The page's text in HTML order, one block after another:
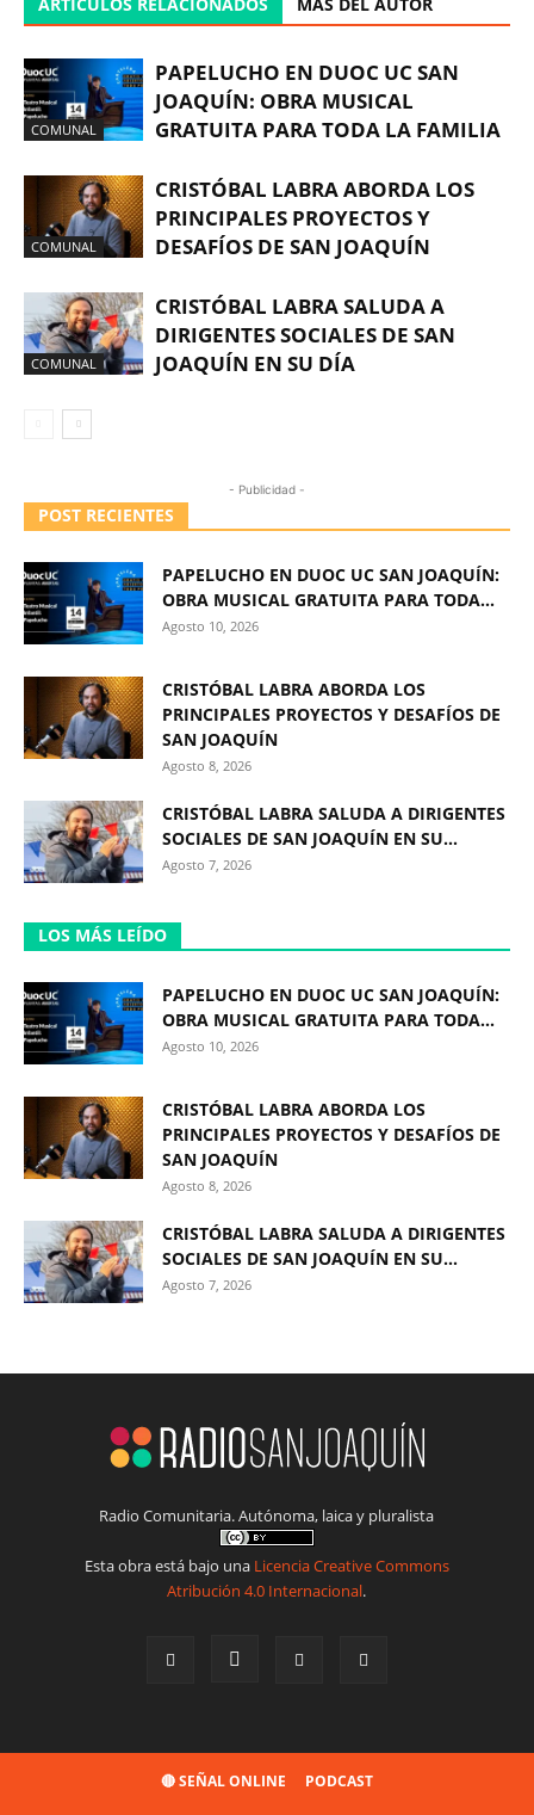
COMUNAL
PAPELUCHO EN DUOC UC SAN
JOAQUÍN: OBRA MUSICAL
GRATUITA PARA TODA LA FAMILIA
COMUNAL
CRISTÓBAL LABRA ABORDA LOS
PRINCIPALES PROYECTOS Y
DESAFÍOS DE SAN JOAQUÍN
COMUNAL
CRISTÓBAL LABRA SALUDA A
DIRIGENTES SOCIALES DE SAN
JOAQUÍN EN SU DÍA
- Publicidad -
POST RECIENTES
PAPELUCHO EN DUOC UC SAN JOAQUÍN:
OBRA MUSICAL GRATUITA PARA TODA...
Agosto 10, 2026
CRISTÓBAL LABRA ABORDA LOS
PRINCIPALES PROYECTOS Y DESAFÍOS DE
SAN JOAQUÍN
Agosto 8, 2026
CRISTÓBAL LABRA SALUDA A DIRIGENTES
SOCIALES DE SAN JOAQUÍN EN SU...
Agosto 7, 2026
LOS MÁS LEÍDO
PAPELUCHO EN DUOC UC SAN JOAQUÍN:
OBRA MUSICAL GRATUITA PARA TODA...
Agosto 10, 2026
CRISTÓBAL LABRA ABORDA LOS
PRINCIPALES PROYECTOS Y DESAFÍOS DE
SAN JOAQUÍN
Agosto 8, 2026
CRISTÓBAL LABRA SALUDA A DIRIGENTES
SOCIALES DE SAN JOAQUÍN EN SU...
Agosto 7, 2026
Radio Comunitaria. Autónoma, laica y pluralista
Esta obra está bajo una Licencia Creative Commons
Atribución 4.0 Internacional.
🔴 SEÑAL ONLINE PODCAST